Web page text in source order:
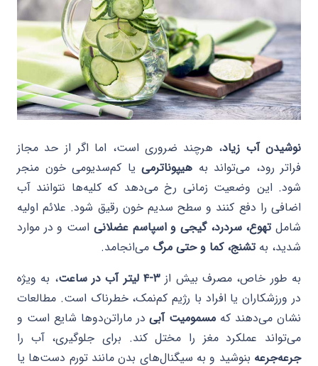
نوشیدن آب زیاد، هرچند ضروری است، اما اگر از حد مجاز
فراتر رود، می‌تواند به هیپوناترمی یا کم‌سدیومی خون منجر
شود. این وضعیت زمانی رخ می‌دهد که کلیه‌ها نتوانند آب
اضافی را دفع کنند و سطح سدیم خون رقیق شود. علائم اولیه
شاملتهوع، سردرد، گیجی و اسپاسم عضلانی است و در موارد
شدید، بهتشنج، کما و حتی مرگ می‌انجامد.
به طور خاص، مصرف بیش از ۳-۴ لیتر آب در ساعت
، به ویژه
در ورزشکاران یا افراد با رژیم کم‌نمک، خطرناک است. مطالعات
نشان می‌دهند که مسمومیت آبیدر ماراتن‌دوها شایع است و
می‌تواند عملکرد مغز را مختل کند. برای جلوگیری، آب را
جرعه‌جرعه بنوشید و به سیگنال‌های بدن مانند تورم دست‌ها یا